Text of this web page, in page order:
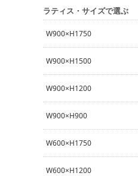
ラティス・サイズで選ぶ
W900×H1750
W900×H1500
W900×H1200
W900×H900
W600×H1750
W600×H1200